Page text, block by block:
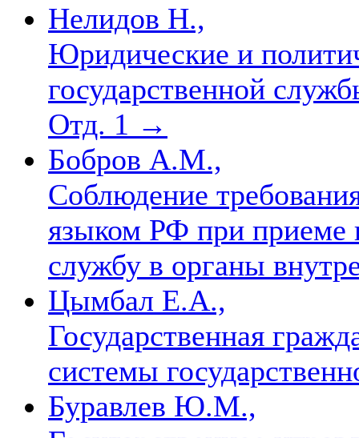
Нелидов Н.,
Юридические и
государственной
Отд. 1 →
Бобров А.М.,
Соблюдение
языком РФ при приеме
службу в органы
Цымбал Е.А.,
Государственная
системы
Буравлев Ю.М.,